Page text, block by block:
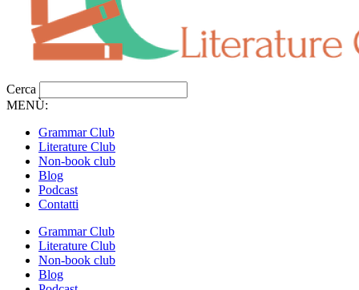
Cerca
MENÙ:
Grammar Club
Literature Club
Non-book club
Blog
Podcast
Contatti
Grammar Club
Literature Club
Non-book club
Blog